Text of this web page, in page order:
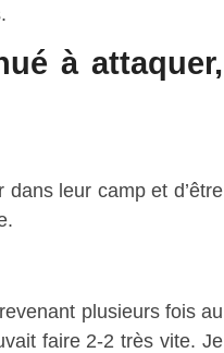
à attaquer,
leur camp et d’être
plusieurs fois au
faire 2-2 très vite. Je